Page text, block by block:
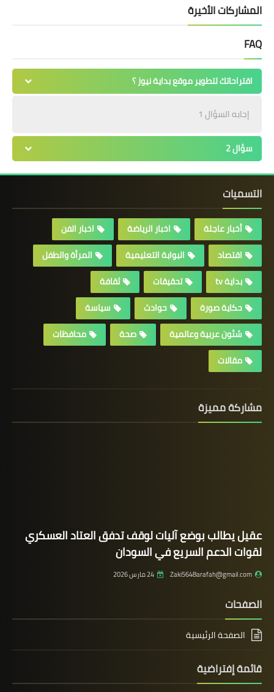
المشاركات الأخيرة
FAQ
اقتراحاتك لتطوير موقع بداية نيوز ؟
إجابه السؤال 1
سؤال 2
التسميات
أخبار عاجلة اخبار الرياضة
اخبار الفن
اقتصاد
البوابة التعليمية
المرأة والطفل
بداية tv
تحقيقات
ثقافة
حكاية صورة
حوادث
سياسة
شئون عربية وعالمية
صحة
محافظات
مقالات
مشاركة مميزة
عقيل يطالب بوضع آليات لوقف تدفق العتاد العسكري
لقوات الدعم السريع في السودان
Zaki5648arafah@gmail.com 24 مارس 2026
الصفحات
الصفحة الرئيسية
قائمة إفتراضية